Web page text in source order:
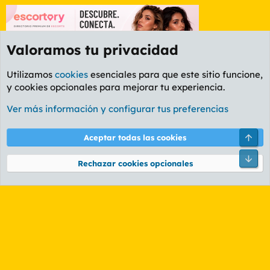
Foro General
Cookies
PL OLDSTYLE AMARILLO
Términos y reglas Política de privacidad Ayuda
Community platform by XenForo® © 2010-2026 XenForo Ltd.
Valoramos tu privacidad
Utilizamos cookies esenciales para que este sitio funcione,
y cookies opcionales para mejorar tu experiencia.
Ver más información y configurar tus preferencias
Aceptar todas las cookies
Rechazar cookies opcionales
Pie